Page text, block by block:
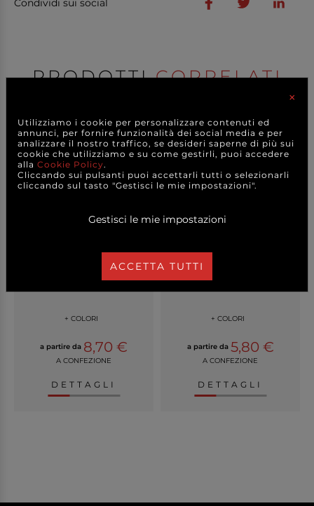
Condividi sui social
PRODOTTICORRELATI
Fogli Fabriano tipo
"Bristol" formato 70...
+ COLORI
a partire da 8,70 €
A CONFEZIONE
DETTAGLI
Foglio "Laguna" formato
21x29.7 cm, 180g...
+ COLORI
a partire da 5,80 €
A CONFEZIONE
DETTAGLI
×
Utilizziamo i cookie per personalizzare contenuti ed
annunci, per fornire funzionalità dei social media e per
analizzare il nostro traffico, se desideri saperne di più sui
cookie che utilizziamo e su come gestirli, puoi accedere
alla Cookie Policy.
Cliccando sui pulsanti puoi accettarli tutti o selezionarli
cliccando sul tasto "Gestisci le mie impostazioni".
Gestisci le mie impostazioni
ACCETTA TUTTI